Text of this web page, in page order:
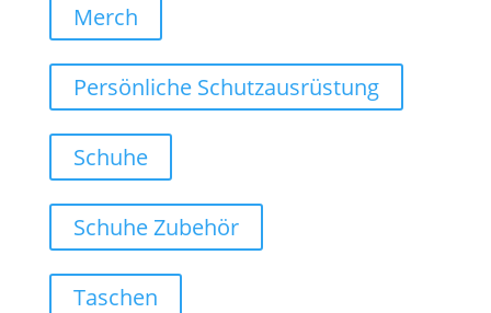
Merch
Persönliche Schutzausrüstung
Schuhe
Schuhe Zubehör
Taschen